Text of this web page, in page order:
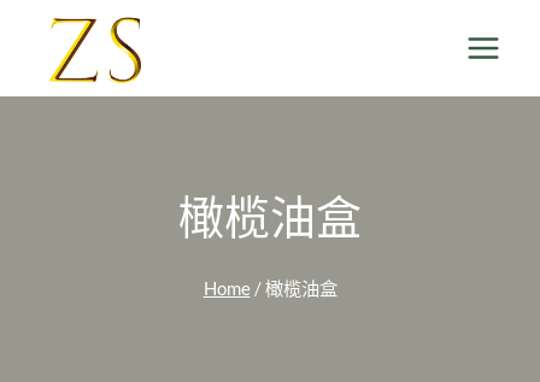
content
橄榄油盒
Home /橄榄油盒